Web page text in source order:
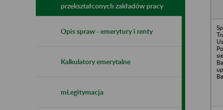
przekształconych zakładów pracy
Opis spraw - emerytury i renty
Kalkulatory emerytalne
mLegitymacja